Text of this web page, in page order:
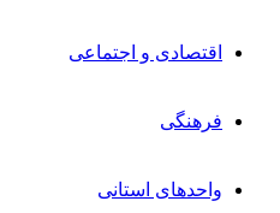
اقتصادی و اجتماعی
فرهنگی
واحدهای استانی